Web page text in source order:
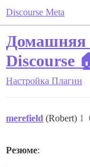
Discourse Meta
Домашняя
Discourse
Настройка Плагин
merefield (Robert) 1
Резюме: